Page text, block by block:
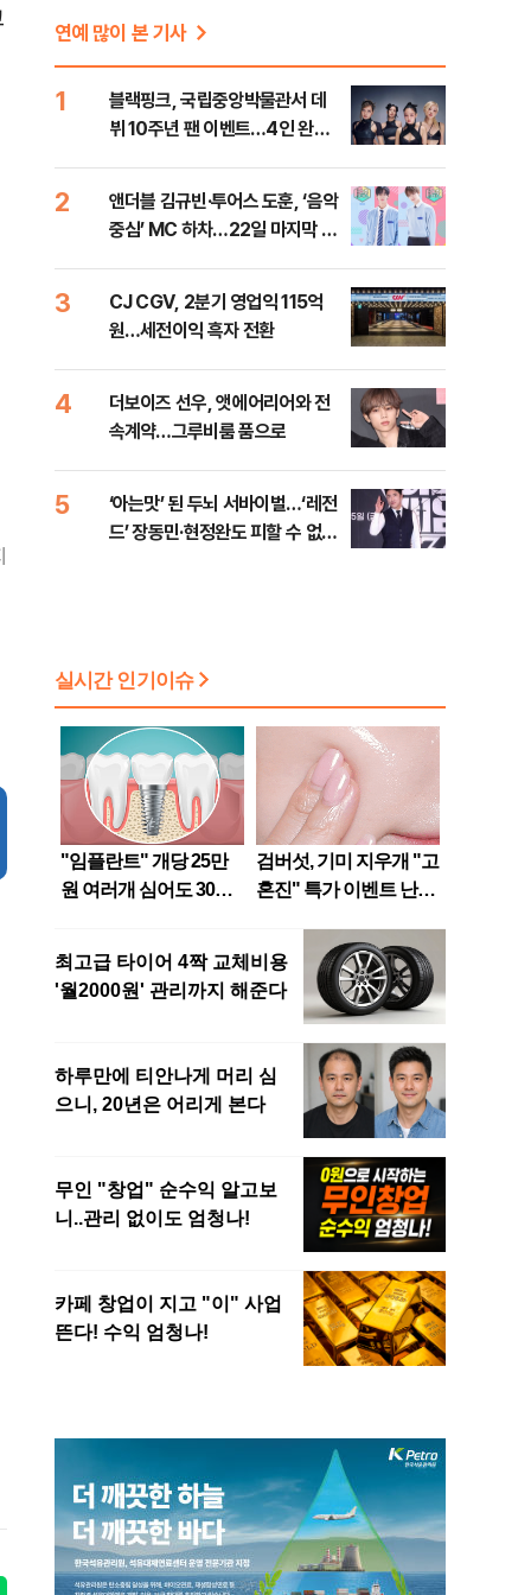
연예 많이 본 기사
1
블랙핑크, 국립중앙박물관서 데
뷔 10주년 팬 이벤트…4인 완전
2
앤더블 김규빈·투어스 도훈, ‘음악
중심’ MC 하차…22일 마지막 방
3
CJ CGV, 2분기 영업익 115억
원…세전이익 흑자 전환
4
더보이즈 선우, 앳에어리어와 전
속계약…그루비룸 품으로
5
‘아는맛’ 된 두뇌 서바이벌…‘레전
드’ 장동민·현정완도 피할 수 없는